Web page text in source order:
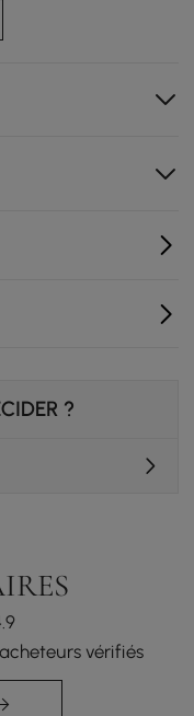
jusqu'à 441
organique et
tissés à la main
?
vérifiés